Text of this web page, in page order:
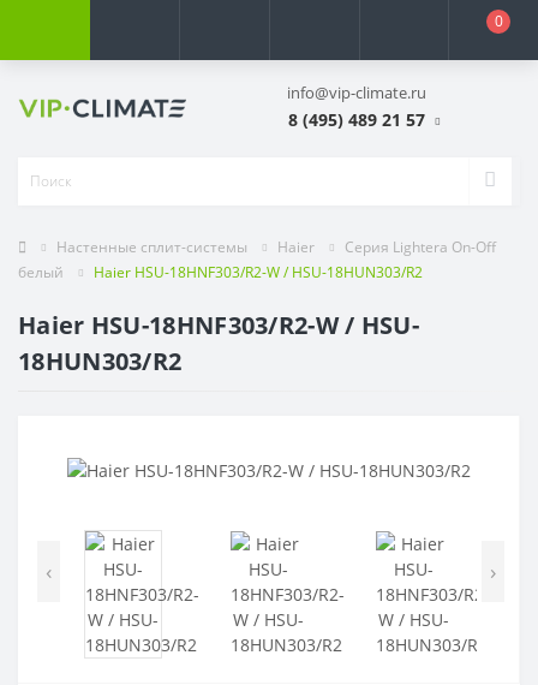
0
info@vip-climate.ru
8 (495) 489 21 57
Настенные сплит-системы Haier
Серия Lightera On-Off
белый
Haier HSU-18HNF303/R2-W / HSU-18HUN303/R2
Haier HSU-18HNF303/R2-W / HSU-
18HUN303/R2
‹ ›